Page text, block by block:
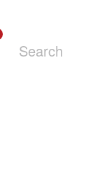
Search